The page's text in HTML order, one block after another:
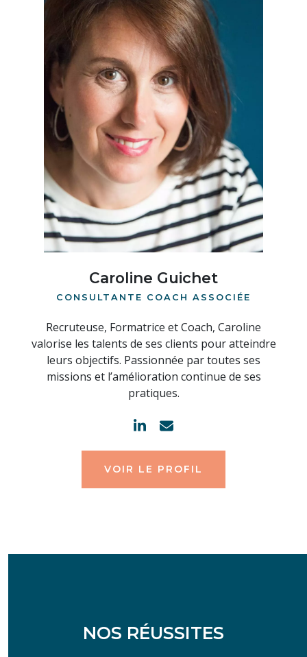
Caroline Guichet
CONSULTANTE COACH ASSOCIÉE
Recruteuse, Formatrice et Coach, Caroline
valorise les talents de ses clients pour atteindre
leurs objectifs. Passionnée par toutes ses
missions et l’amélioration continue de ses
pratiques.
VOIR LE PROFIL
NOS RÉUSSITES